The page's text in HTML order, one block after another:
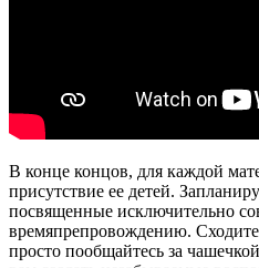
В конце концов, для каждой
присутствие ее детей.
посвященные исключительно
времяпрепровождению.
просто пообщайтесь за